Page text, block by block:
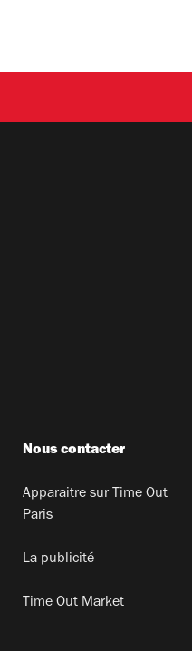
Nous contacter
Apparaitre sur Time Out
Paris
La publicité
Time Out Market